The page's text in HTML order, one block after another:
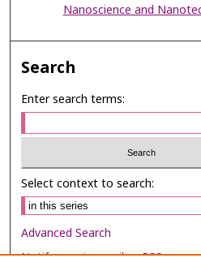
Nanoscience and
Search
Enter search terms:
Select context to search:
Advanced Search
Notify me via email orRSS